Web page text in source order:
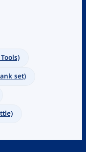
set)